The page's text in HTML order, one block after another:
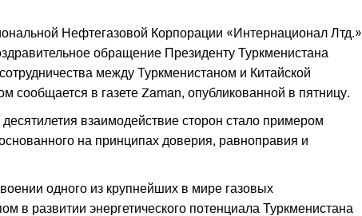
Нефтегазовой Корпорации «Интернационал Лтд.»
обращение Президенту Туркменистана
между Туркменистаном и Китайской
сообщается в газете Zaman, опубликованной в пятницу.
взаимодействие сторон стало примером
на принципах доверия, равноправия и
одного из крупнейших в мире газовых
развитии энергетического потенциала Туркменистана